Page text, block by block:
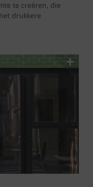
te creëren, die
drukkere